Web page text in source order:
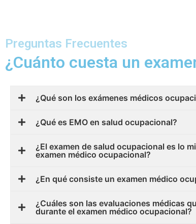
Preguntas Frecuentes
¿Cuánto cuesta un
¿Qué son los exámenes médicos
¿Qué es EMO en salud ocupacional?
¿El examen de salud ocupacional es lo
examen médico ocupacional?
¿En qué consiste un examen médico
¿Cuáles son las evaluaciones médicas
durante el examen médico ocupacional?